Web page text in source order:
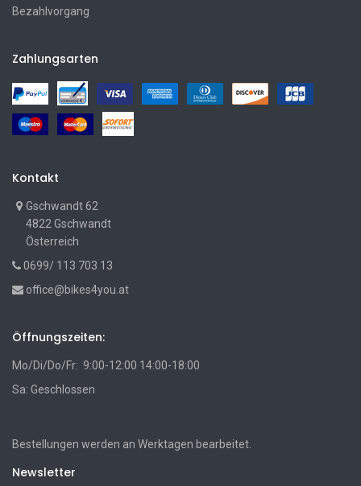
Bezahlvorgang
Zahlungsarten
Kontakt
Gschwandt 62
4822 Gschwandt
Österreich
0699/ 113 703 13
office@bikes4you.at
Öffnungszeiten:
Mo/Di/Do/Fr: 9:00-12:00 14:00-18:00
Sa: Geschlossen
Bestellungen werden an Werktagen bearbeitet.
Newsletter